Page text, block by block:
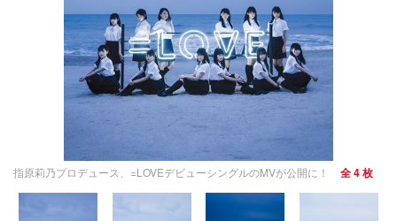
指原莉乃プロデュース、=LOVEデビューシングルのMVが公開に！ 全 4 枚